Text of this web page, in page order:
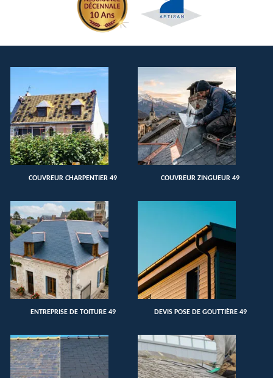
COUVREUR CHARPENTIER 49 COUVREUR ZINGUEUR 49
ENTREPRISE DE TOITURE 49 DEVIS POSE DE GOUTTIÈRE 49